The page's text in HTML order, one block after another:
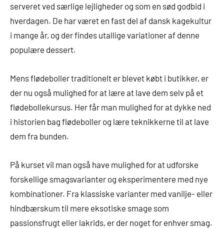
serveret ved særlige lejligheder og som en sød godbid i
hverdagen. De har været en fast del af dansk kagekultur
i mange år, og der findes utallige variationer af denne
populære dessert.
Mens flødeboller traditionelt er blevet købt i butikker, er
der nu også mulighed for at lære at lave dem selv på et
flødebollekursus. Her får man mulighed for at dykke ned
i historien bag flødeboller og lære teknikkerne til at lave
dem fra bunden.
På kurset vil man også have mulighed for at udforske
forskellige smagsvarianter og eksperimentere med nye
kombinationer. Fra klassiske varianter med vanilje- eller
hindbærskum til mere eksotiske smage som
passionsfrugt eller lakrids, er der noget for enhver smag.